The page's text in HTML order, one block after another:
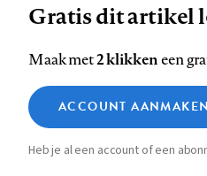
op
Facebook
op
LinkedIn
op
Bluesky
ons
op
Footer
navigation
Contact Colofon Disclaimer
Gratis dit artikel
Maak met2 klikkeneen
ACCOUNT AANMAKEN
Heb je al een account of een
Zie onze cookie policy
Analytische cookies
Marketing cookies